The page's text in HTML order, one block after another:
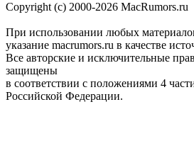
Copyright (c) 2000-2026 MacRumors.ru
При использовании любых
указание macrumors.ru в качестве
Все авторские и исключительные
защищены
в соответствии с положениями 4
Российской Федерации.